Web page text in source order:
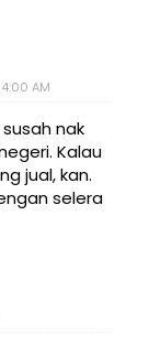
AM
nak
Kalau
jual, kan.
selera